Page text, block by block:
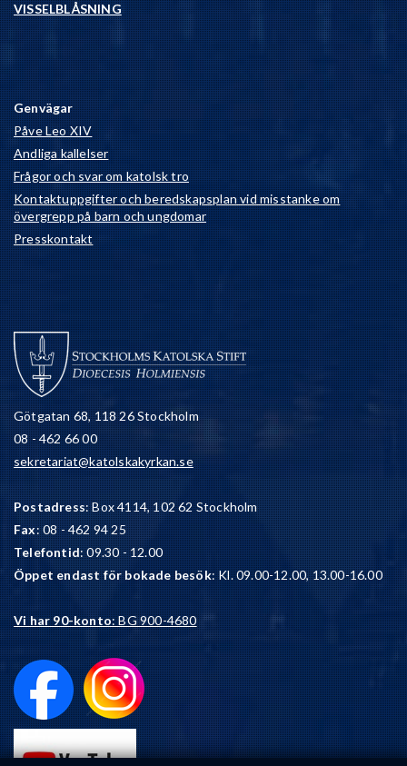
VISSELBLÅSNING
Genvägar
Påve Leo XIV
Andliga kallelser
Frågor och svar om katolsk tro
Kontaktuppgifter och beredskapsplan vid misstanke om
övergrepp på barn och ungdomar
Presskontakt
Götgatan 68, 118 26 Stockholm
08 - 462 66 00
sekretariat@katolskakyrkan.se
Postadress: Box 4114, 102 62 Stockholm
Fax: 08 - 462 94 25
Telefontid: 09.30 - 12.00
Öppet endast för bokade besök: Kl. 09.00-12.00, 13.00-16.00
Vi har 90-konto: BG 900-4680